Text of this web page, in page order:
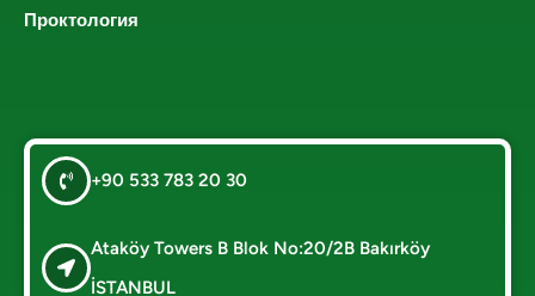
Проктология
+90 533 783 20 30
Ataköy Towers B Blok No:20/2B Bakırköy
İSTANBUL